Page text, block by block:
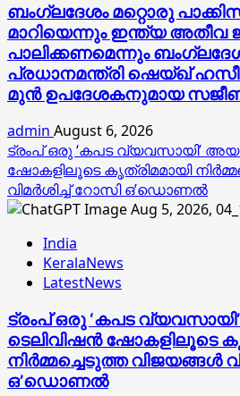
ബംഗ്ലദേശം മറ്റൊരു
മാറിയെന്നും ഇന്ത്യ അതീവ
പാലിക്കണമെന്നും
പ്രധാനമന്ത്രി ഷെയ്ഖ്
മുൻ ഉപദേശകനുമായ
admin August 6, 2026
ട്രംപ് ഒരു ‘കപട വ്യവസായി’
ഷോകളിലൂടെ കൃത്രിമമായി
വിമര്‍ശിച്ച് റോസി ഒ’ഡൊണല്‍
India
KeralaNews
LatestNews
ട്രംപ് ഒരു ‘കപട
ടെലിവിഷന്‍ ഷോകളിലൂടെ
നിര്‍മ്മച്ചെടുത്ത വിജയങ്ങള്‍
ഒ’ഡൊണല്‍